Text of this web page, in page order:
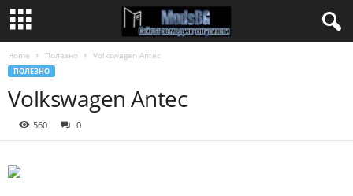
Home Полезно Volkswagen Antec
ПОЛЕЗНО
Volkswagen Antec
560 0